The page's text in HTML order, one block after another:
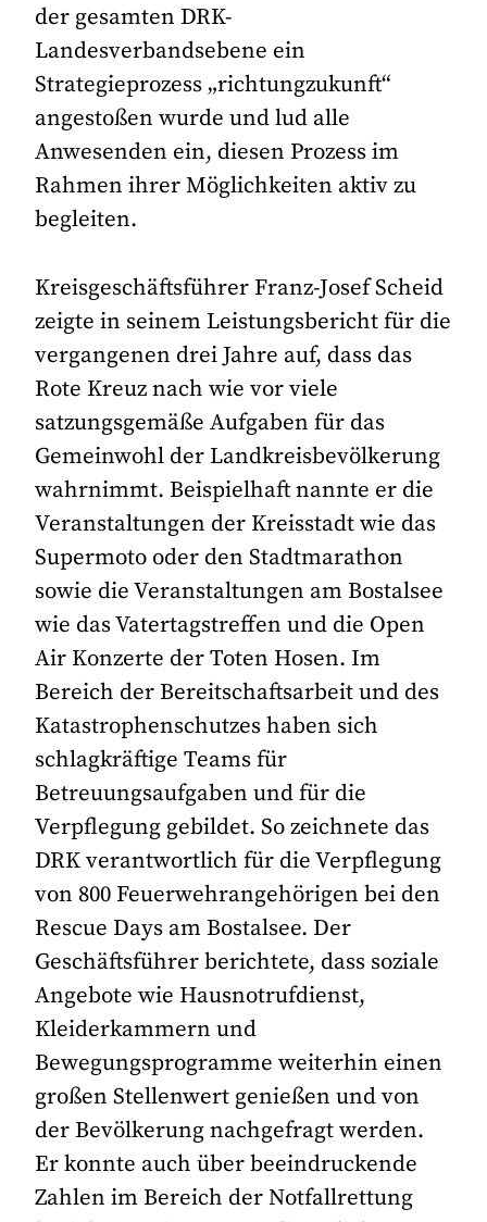
der gesamten DRK-
Landesverbandsebene ein
Strategieprozess „richtungzukunft“
angestoßen wurde und lud alle
Anwesenden ein, diesen Prozess im
Rahmen ihrer Möglichkeiten aktiv zu
begleiten.
Kreisgeschäftsführer Franz-Josef Scheid
zeigte in seinem Leistungsbericht für die
vergangenen drei Jahre auf, dass das
Rote Kreuz nach wie vor viele
satzungsgemäße Aufgaben für das
Gemeinwohl der Landkreisbevölkerung
wahrnimmt. Beispielhaft nannte er die
Veranstaltungen der Kreisstadt wie das
Supermoto oder den Stadtmarathon
sowie die Veranstaltungen am Bostalsee
wie das Vatertagstreffen und die Open
Air Konzerte der Toten Hosen. Im
Bereich der Bereitschaftsarbeit und des
Katastrophenschutzes haben sich
schlagkräftige Teams für
Betreuungsaufgaben und für die
Verpflegung gebildet. So zeichnete das
DRK verantwortlich für die Verpflegung
von 800 Feuerwehrangehörigen bei den
Rescue Days am Bostalsee. Der
Geschäftsführer berichtete, dass soziale
Angebote wie Hausnotrufdienst,
Kleiderkammern und
Bewegungsprogramme weiterhin einen
großen Stellenwert genießen und von
der Bevölkerung nachgefragt werden.
Er konnte auch über beeindruckende
Zahlen im Bereich der Notfallrettung